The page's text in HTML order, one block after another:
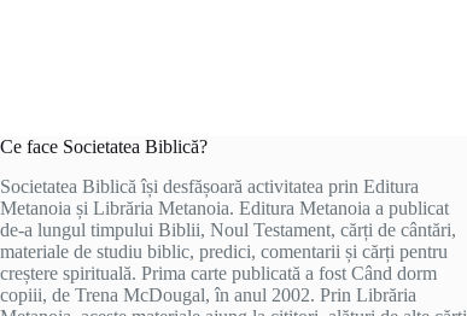
Ce face Societatea Biblică?
Societatea Biblică își desfășoară activitatea prin Editura
Metanoia și Librăria Metanoia. Editura Metanoia a publicat
de-a lungul timpului Biblii, Noul Testament, cărți de cântări,
materiale de studiu biblic, predici, comentarii și cărți pentru
creștere spirituală. Prima carte publicată a fost Când dorm
copiii, de Trena McDougal, în anul 2002. Prin Librăria